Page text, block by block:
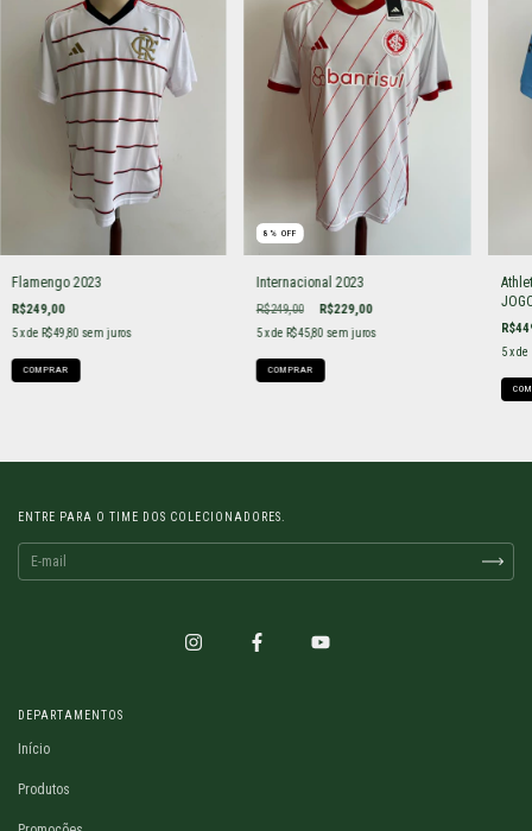
Flamengo 2023
R$249,00
5x de R$49,80 sem juros
COMPRAR
8 % OFF
Internacional 2023
R$249,00 R$229,00
5x de R$45,80 sem juros
COMPRAR
5 x de
ENTRE PARA O TIME DOS COLECIONADORES.
DEPARTAMENTOS
Início
Produtos